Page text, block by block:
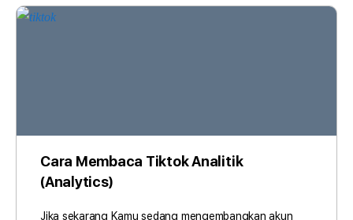
Cara Membaca Tiktok Analitik
(Analytics)
Jika sekarang Kamu sedang mengembangkan akun